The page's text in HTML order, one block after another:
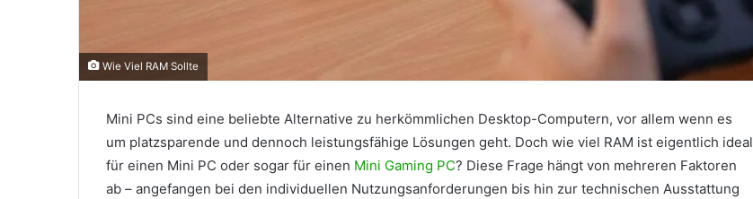
Wie Viel RAM Sollte
Mini PCs sind eine beliebte Alternative zu herkömmlichen Desktop-Computern, vor allem wenn es
um platzsparende und dennoch leistungsfähige Lösungen geht. Doch wie viel RAM ist eigentlich ideal
für einen Mini PC oder sogar für einen Mini Gaming PC? Diese Frage hängt von mehreren Faktoren
ab – angefangen bei den individuellen Nutzungsanforderungen bis hin zur technischen Ausstattung